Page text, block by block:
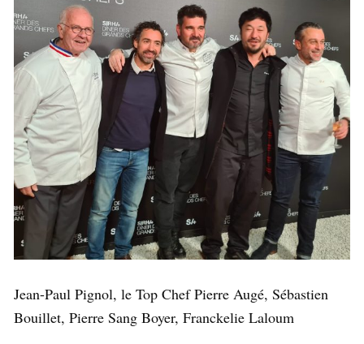
Jean-Paul Pignol, le Top Chef Pierre Augé, Sébastien
Bouillet, Pierre Sang Boyer, Franckelie Laloum